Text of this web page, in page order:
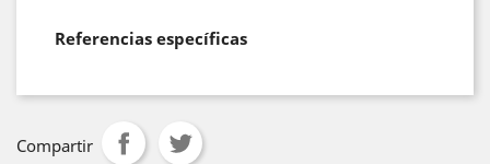
Referencias específicas
Compartir